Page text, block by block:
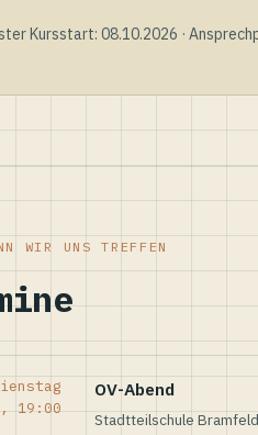
Kursstart: 08.10.2026 ·
WIR UNS TREFFEN
19:00
OV-Abend
Stadtteilschule